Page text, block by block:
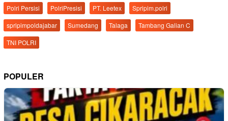
Polri Persisi
PolriPresisi PT. Leetex
Spripim.polri
spripimpoldajabar
Sumedang Talaga
Tambang Galian C
TNI POLRI
POPULER